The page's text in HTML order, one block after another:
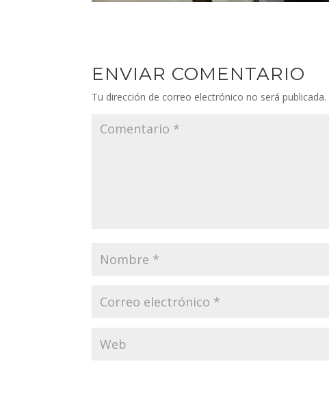
ENVIAR COMENTARIO
Tu dirección de correo electrónico no será publicada.